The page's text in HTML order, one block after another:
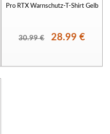
Pro RTX Warnschutz-T-Shirt Gelb
30.99 € 28.99 €